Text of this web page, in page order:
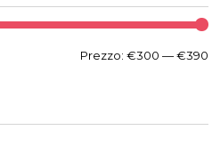
Prezzo: €300 —€390